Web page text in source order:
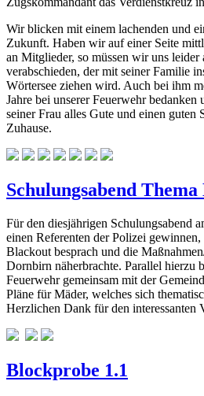
Wir blicken mit einem lachenden und
Zukunft. Haben wir auf einer Seite
an Mitglieder, so müssen wir uns
verabschieden, der mit seiner Familie
Wörtersee ziehen wird. Auch bei ihm
Jahre bei unserer Feuerwehr
seiner Frau alles Gute und einen guten
Zuhause.
Schulungsabend
Für den diesjährigen Schulungsabend
einen Referenten der Polizei
Blackout besprach und die
Dornbirn näherbrachte. Parallel hierzu
Feuerwehr gemeinsam mit der
Pläne für Mäder, welches sich
Herzlichen Dank für den interessanten
Blockprobe 1.1